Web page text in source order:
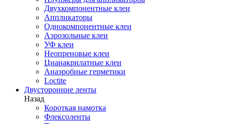
Двухкомпонентные клеи
Аппликаторы
Однокомпонентные клеи
Аэрозольные клеи
УФ клеи
Неопреновые клеи
Цианакрилатные клеи
Анаэробные герметики
Loctite
Двусторонние ленты
Назад
Короткая намотка
Флексоленты